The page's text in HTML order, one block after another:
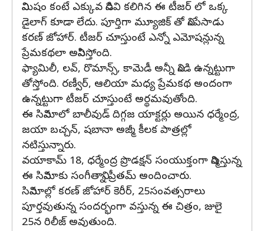
నిమిషం కంటే ఎక్కువ నిడివి కలిగిన ఈ టీజర్ లో ఒక్క
డైలాగ్ కూడా లేదు. పూర్తిగా మ్యూజిక్ తో నింపేసాడు
కరణ్ జోహార్. టీజర్ చూస్తుంటే ఎన్నో ఎమోషన్లున్న
ప్రేమకథలా అనిపిస్తోంది.
ఫ్యామిలీ, లవ్, రొమాన్స్, కామెడీ అన్నీ నిండి ఉన్నట్టుగా
తోస్తోంది. రణ్వీర్, ఆలియా మధ్య ప్రేమకథ అందంగా
ఉన్నట్టుగా టీజర్ చూస్తుంటే అర్థమవుతోంది.
ఈ సినిమాలో బాలీవుడ్ దిగ్గజ యాక్టర్లు అయిన ధర్మేంద్ర,
జయా బచ్చన్, షబానా అజ్మీ కీలక పాత్రల్లో
నటిస్తున్నారు.
వయాకామ్ 18, ధర్మేంద్ర ప్రొడక్షన్ సంయుక్తంగా నిర్మిస్తున్న
ఈ సినిమాకు సంగీతాన్ని ప్రీతమ్ అందించారు.
సినిమాల్లో కరణ్ జోహార్ కెరీర్, 25సంవత్సరాలు
పూర్తవుతున్న సందర్భంగా వస్తున్న ఈ చిత్రం, జులై
25న రిలీజ్ అవుతుంది.